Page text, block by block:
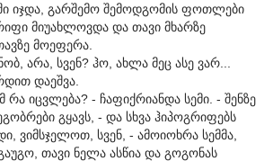
იჯდა, გარშემო შემოდგომის ფოთლები
მიუახლოვდა და თავი მხარზე
მოეფერა.
არა, სვენ? ჰო, ახლა მეც ასე ვარ...
დაეშვა.
იცვლება? - ჩაფიქრიანდა სემი. - შენზე
გყავს, - და სხვა ჰიპოგრიფებს
ვიმსჯელოთ, სვენ, - ამოიოხრა სემმა,
თავი ნელა ასწია და გოგონას